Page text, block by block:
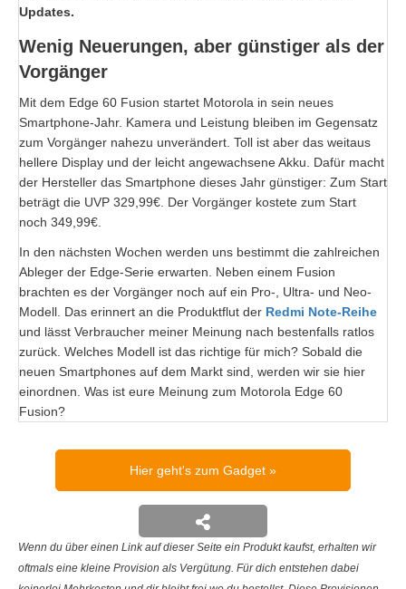
Updates.
Wenig Neuerungen, aber günstiger als der
Vorgänger
Mit dem Edge 60 Fusion startet Motorola in sein neues
Smartphone-Jahr. Kamera und Leistung bleiben im Gegensatz
zum Vorgänger nahezu unverändert. Toll ist aber das weitaus
hellere Display und der leicht angewachsene Akku. Dafür macht
der Hersteller das Smartphone dieses Jahr günstiger: Zum Start
beträgt die UVP 329,99€. Der Vorgänger kostete zum Start
noch 349,99€.
In den nächsten Wochen werden uns bestimmt die zahlreichen
Ableger der Edge-Serie erwarten. Neben einem Fusion
brachten es der Vorgänger noch auf ein Pro-, Ultra- und Neo-
Modell. Das erinnert an die Produktflut der Redmi Note-Reihe
und lässt Verbraucher meiner Meinung nach bestenfalls ratlos
zurück. Welches Modell ist das richtige für mich? Sobald die
neuen Smartphones auf dem Markt sind, werden wir sie hier
einordnen. Was ist eure Meinung zum Motorola Edge 60
Fusion?
Hier geht's zum Gadget
Wenn du über einen Link auf dieser Seite ein Produkt kaufst, erhalten wir
oftmals eine kleine Provision als Vergütung. Für dich entstehen dabei